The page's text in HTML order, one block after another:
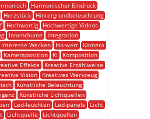
Harmonischer Eindruck
Herzstück
Hintergrundbeleuchtung
Hochwertig
Hochwertige Videos
Innenräume
Integration
Interesse Wecken Iso-wert
Kamera
Kameraposition Ki
Komposition
Effekte
Kreative Erzählweise
Vision
Kreatives Werkzeug
Künstliche Beleuchtung
Künstliche Lichtquellen
Led-leuchten Led-panels
Licht
Lichtquelle
Lichtquellen